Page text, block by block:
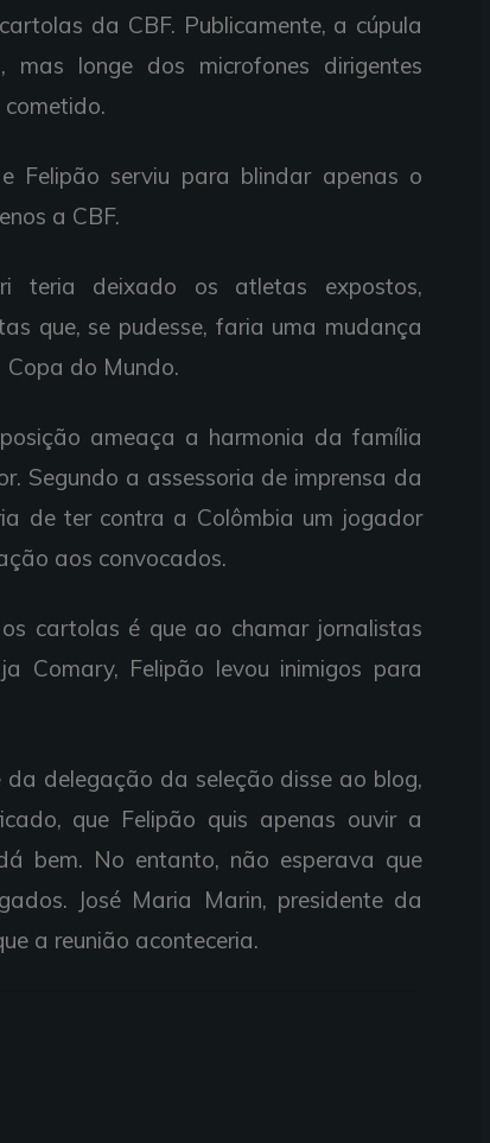
da CBF. Publicamente, a cúpula
longe dos microfones dirigentes
Felipão serviu para blindar apenas o
a CBF.
teria deixado os atletas expostos,
que, se pudesse, faria uma mudança
do Mundo.
ameaça a harmonia da família
Segundo a assessoria de imprensa da
de ter contra a Colômbia um jogador
aos convocados.
cartolas é que ao chamar jornalistas
Comary, Felipão levou inimigos para
delegação da seleção disse ao blog,
que Felipão quis apenas ouvir a
bem. No entanto, não esperava que
José Maria Marin, presidente da
a reunião aconteceria.